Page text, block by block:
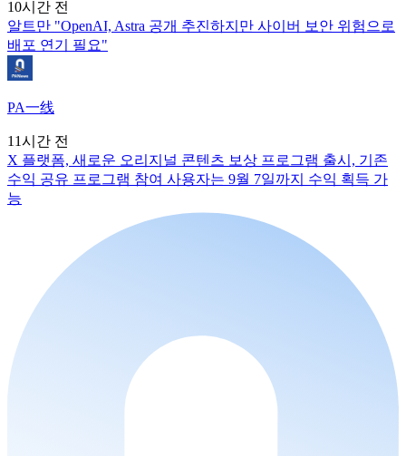
10시간 전
알트만 "OpenAI, Astra 공개 추진하지만 사이버 보안 위험으로
배포 연기 필요"
PA一线
11시간 전
X 플랫폼, 새로운 오리지널 콘텐츠 보상 프로그램 출시, 기존
수익 공유 프로그램 참여 사용자는 9월 7일까지 수익 획득 가
능